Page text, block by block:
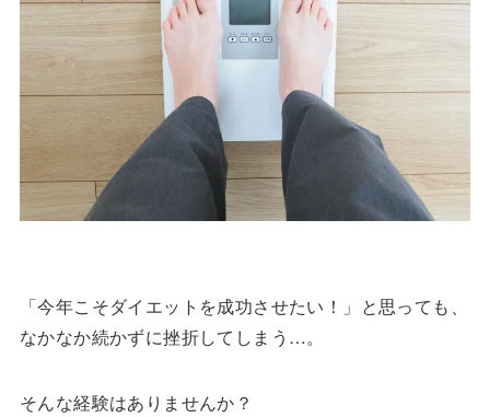
「今年こそダイエットを成功させたい！」と思っても、
なかなか続かずに挫折してしまう…。
そんな経験はありませんか？